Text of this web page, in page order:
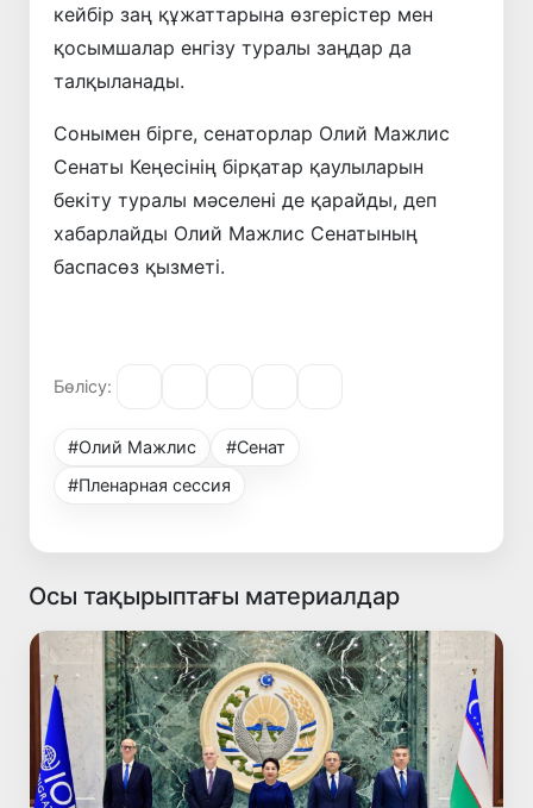
кейбір заң құжаттарына өзгерістер мен
қосымшалар енгізу туралы заңдар да
талқыланады.
Сонымен бірге, сенаторлар Олий Мажлис
Сенаты Кеңесінің бірқатар қаулыларын
бекіту туралы мәселені де қарайды, деп
хабарлайды Олий Мажлис Сенатының
баспасөз қызметі.
Бөлісу:
#Олий Мажлис
#Сенат
#Пленарная сессия
Осы тақырыптағы материалдар